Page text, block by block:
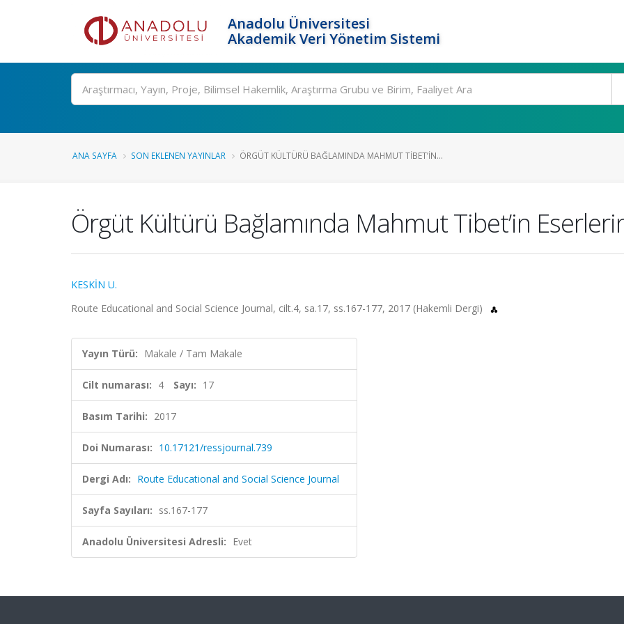
Anadolu Üniversitesi
Akademik Veri Yönetim Sistemi
Ara
ANA SAYFA SON EKLENEN YAYINLAR ÖRGÜT KÜLTÜRÜ BAĞLAMINDA MAHMUT TIBET’IN...
Örgüt Kültürü Bağlamında Mahmut Tibet’in
KESKİN U.
Route Educational and Social Science Journal, cilt.4, sa.17, ss.167-177, 2017 (Hakemli Dergi)
Yayın Türü: Makale / Tam Makale
Cilt numarası: 4 Sayı: 17
Basım Tarihi: 2017
Doi Numarası: 10.17121/ressjournal.739
Dergi Adı: Route Educational and Social Science Journal
Sayfa Sayıları: ss.167-177
Anadolu Üniversitesi Adresli: Evet